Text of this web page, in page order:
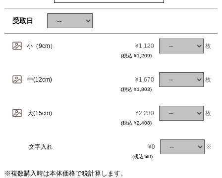
受取日
小（9cm） ¥1,120
(税込 ¥1,209)
枚
中(12cm) ¥1,670
(税込 ¥1,803)
枚
大(15cm) ¥2,230
(税込 ¥2,408)
枚
文字入れ ¥0
(税込 ¥0)
※
※複数購入時は本体価格で税計算します。